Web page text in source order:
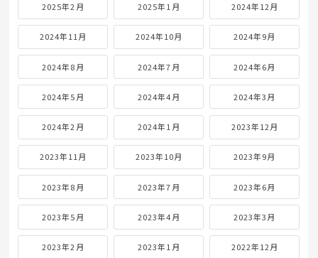
2025年2月 2025年1月 2024年12月
2024年11月 2024年10月 2024年9月
2024年8月 2024年7月 2024年6月
2024年5月 2024年4月 2024年3月
2024年2月 2024年1月 2023年12月
2023年11月 2023年10月 2023年9月
2023年8月 2023年7月 2023年6月
2023年5月 2023年4月 2023年3月
2023年2月 2023年1月 2022年12月